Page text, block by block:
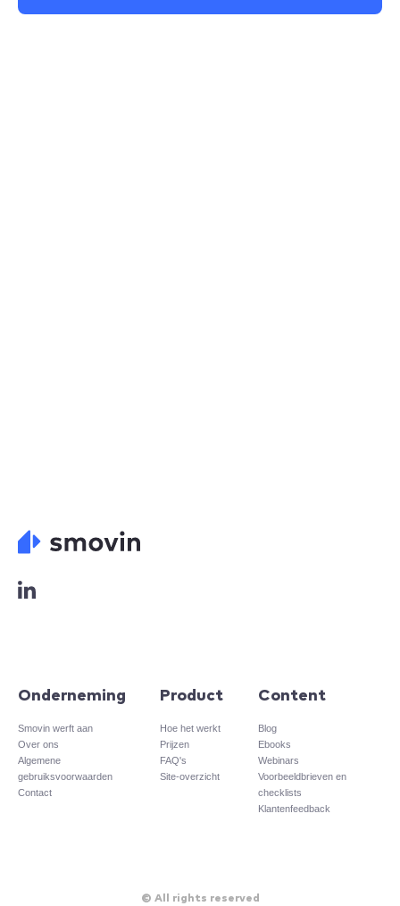
L
n
e
d
i
n
Onderneming
Smovin werft aan
Over ons
Algemene
gebruiksvoorwaarden
Contact
Product
Hoe het werkt
Prijzen
FAQ's
Site-overzicht​
Content
Blog
Ebooks
Webinars
Voorbeeldbrieven en
checklists
Klantenfeedback
© All rights reserved